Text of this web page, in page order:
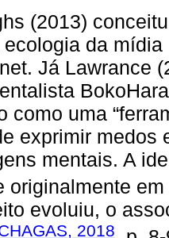
(2013)
ecologia da
Já Lawrance
como uma
exprimir medos
mentais. A
originalmente em
evoluiu, o
2018